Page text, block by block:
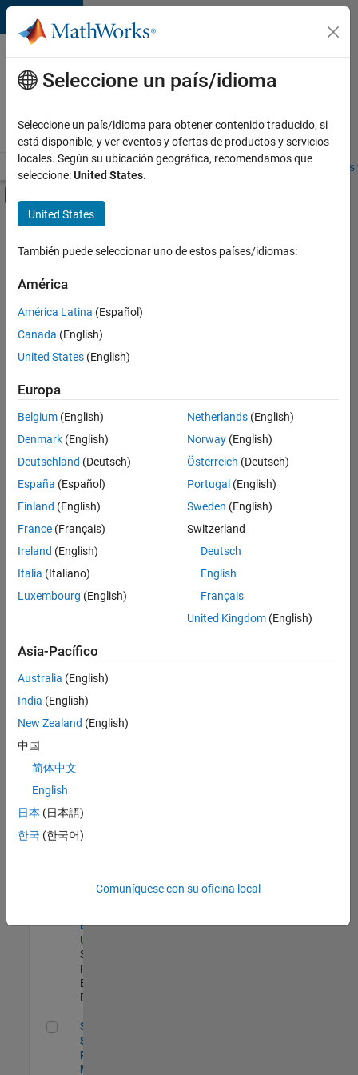
Saltar al contenido
Ofertas
de
empleo
MathWorks
Visión general Búsqueda de empleo Oficinas locales
Contenido principal
FILTRADO POR
Technical Writing
User Experience
Ordenar por
Guardar
empleos
seleccionados
No se
han
traducido
todos
los
empleos.
Busque
por
ubicación
todos
empleos
en su
zona.
Senior Program Manager
US-MA-Natick
Management |
Senior
Security
Engineer
US-MA-Natick
Software
Process
Engineering |
Experimentado
Senior Software Program Manager
Senior
Software
Program
Manager
Seleccione un país/idioma
Seleccione un país/idioma para obtener contenido traducido, si
está disponible, y ver eventos y ofertas de productos y servicios
locales. Según su ubicación geográfica, recomendamos que
seleccione:United States.
United States
También puede seleccionar uno de estos países/idiomas:
América
América Latina (Español)
Canada (English)
United States (English)
Europa
Belgium (English)
Denmark (English)
Deutschland (Deutsch)
España (Español)
Finland (English)
France (Français)
Ireland (English)
Italia (Italiano)
Luxembourg (English)
Netherlands(English)
Norway(English)
Österreich (Deutsch)
Portugal (English)
Sweden (English)
Switzerland
Deutsch
English
Français
United Kingdom(English)
Asia-Pacífico
Australia (English)
India (English)
New Zealand (English)
中国
简体中文
English
日本 (日本語)
한국 (한국어)
Comuníquese con su oficina local